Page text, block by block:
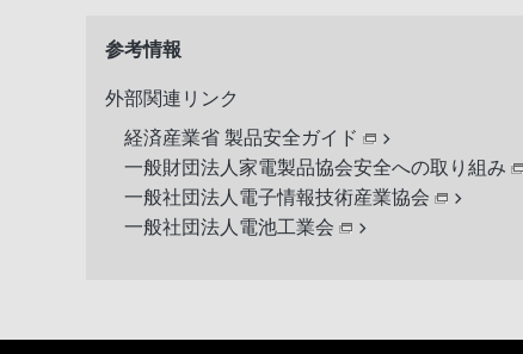
参考情報
外部関連リンク
経済産業省 製品安全ガイド
一般財団法人家電製品協会安全への取り組み
一般社団法人電子情報技術産業協会
一般社団法人電池工業会